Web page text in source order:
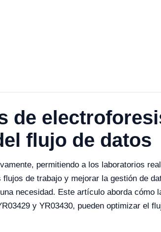
de
flujo de datos
permitiendo a los laboratorios
de trabajo y mejorar la gestión de
necesidad. Este artículo aborda
y YR03430, pueden optimizar el